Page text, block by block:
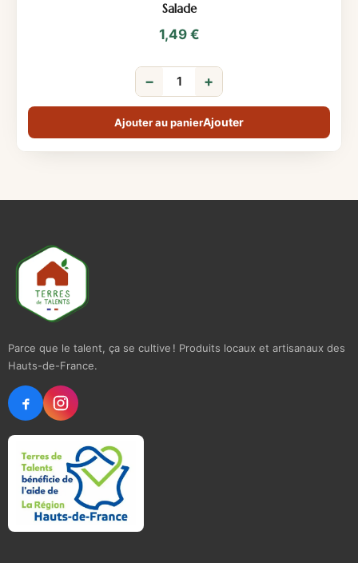
Salade
1,49 €
− +
Ajouter au panier
Parce que le talent, ça se cultive ! Produits locaux et artisanaux des
Hauts-de-France.